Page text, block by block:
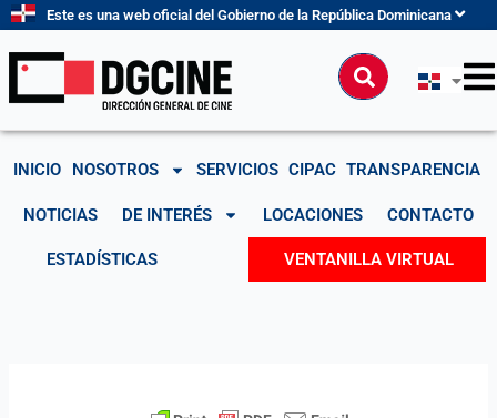
contenido
Este es una web oficial del Gobierno de la República Dominicana
Buscar
INICIO NOSOTROS SERVICIOS CIPAC TRANSPARENCIA
NOTICIAS DE INTERÉS LOCACIONES CONTACTO
ESTADÍSTICAS VENTANILLA VIRTUAL